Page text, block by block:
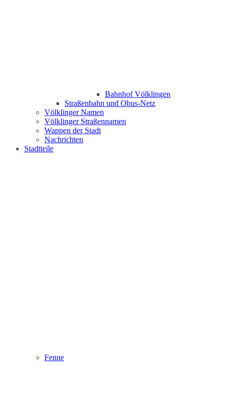
Bahnhof Völklingen
Straßenbahn und Obus-Netz
Völklinger Namen
Völklinger Straßennamen
Wappen der Stadt
Nachrichten
Stadtteile
Fenne